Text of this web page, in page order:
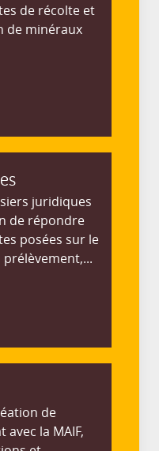
de récolte et
de minéraux
juridiques
de répondre
posées sur le
de
la MAIF,